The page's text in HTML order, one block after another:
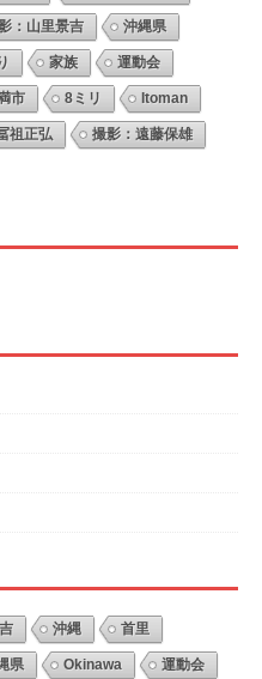
：山里景吉 沖縄県
家族 運動会
市 8ミリ Itoman
祖正弘 撮影：遠藤保雄
沖縄 首里
県 Okinawa 運動会